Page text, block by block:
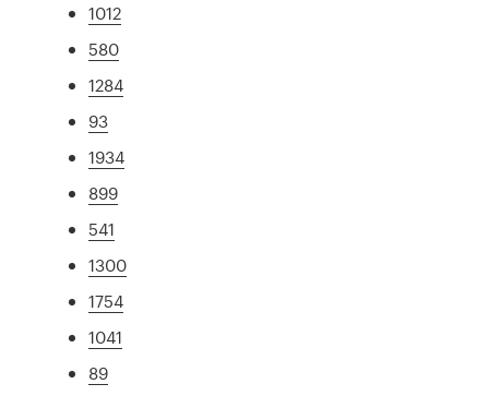
1012
580
1284
93
1934
899
541
1300
1754
1041
89